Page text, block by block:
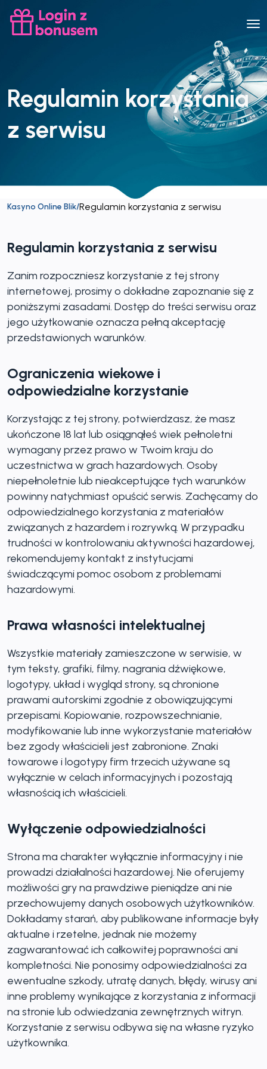
Regulamin korzystania
z serwisu
Kasyno Online Blik/Regulamin korzystania z serwisu
Regulamin korzystania z serwisu
Zanim rozpoczniesz korzystanie z tej strony
internetowej, prosimy o dokładne zapoznanie się z
poniższymi zasadami. Dostęp do treści serwisu oraz
jego użytkowanie oznacza pełną akceptację
przedstawionych warunków.
Ograniczenia wiekowe i
odpowiedzialne korzystanie
Korzystając z tej strony, potwierdzasz, że masz
ukończone 18 lat lub osiągnąłeś wiek pełnoletni
wymagany przez prawo w Twoim kraju do
uczestnictwa w grach hazardowych. Osoby
niepełnoletnie lub nieakceptujące tych warunków
powinny natychmiast opuścić serwis. Zachęcamy do
odpowiedzialnego korzystania z materiałów
związanych z hazardem i rozrywką. W przypadku
trudności w kontrolowaniu aktywności hazardowej,
rekomendujemy kontakt z instytucjami
świadczącymi pomoc osobom z problemami
hazardowymi.
Prawa własności intelektualnej
Wszystkie materiały zamieszczone w serwisie, w
tym teksty, grafiki, filmy, nagrania dźwiękowe,
logotypy, układ i wygląd strony, są chronione
prawami autorskimi zgodnie z obowiązującymi
przepisami. Kopiowanie, rozpowszechnianie,
modyfikowanie lub inne wykorzystanie materiałów
bez zgody właścicieli jest zabronione. Znaki
towarowe i logotypy firm trzecich używane są
wyłącznie w celach informacyjnych i pozostają
własnością ich właścicieli.
Wyłączenie odpowiedzialności
Strona ma charakter wyłącznie informacyjny i nie
prowadzi działalności hazardowej. Nie oferujemy
możliwości gry na prawdziwe pieniądze ani nie
przechowujemy danych osobowych użytkowników.
Dokładamy starań, aby publikowane informacje były
aktualne i rzetelne, jednak nie możemy
zagwarantować ich całkowitej poprawności ani
kompletności. Nie ponosimy odpowiedzialności za
ewentualne szkody, utratę danych, błędy, wirusy ani
inne problemy wynikające z korzystania z informacji
na stronie lub odwiedzania zewnętrznych witryn.
Korzystanie z serwisu odbywa się na własne ryzyko
użytkownika.